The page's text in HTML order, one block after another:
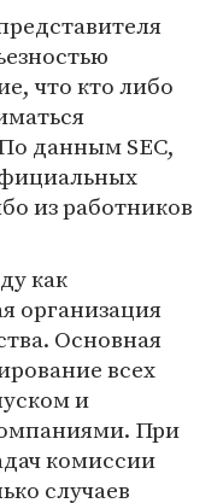
что кто либо
данным SEC,
из работников
как
организация
Основная
всех
и
При
комиссии
случаев